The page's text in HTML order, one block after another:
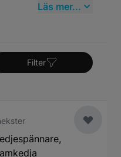
Läs mer...
Filter